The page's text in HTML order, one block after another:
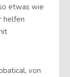
etwas wie
helfen
von